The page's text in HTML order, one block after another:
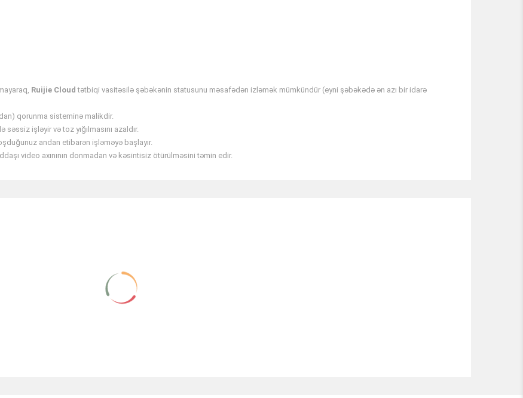
Ruijie Cloud tətbiqi vasitəsilə şəbəkənin statusunu məsafədən izləmək mümkündür (eyni şəbəkədə ən azı bir idarə
qorunma sisteminə malikdir.
işləyir və toz yığılmasını azaldır.
andan etibarən işləməyə başlayır.
video axınının donmadan və kəsintisiz ötürülməsini təmin edir.